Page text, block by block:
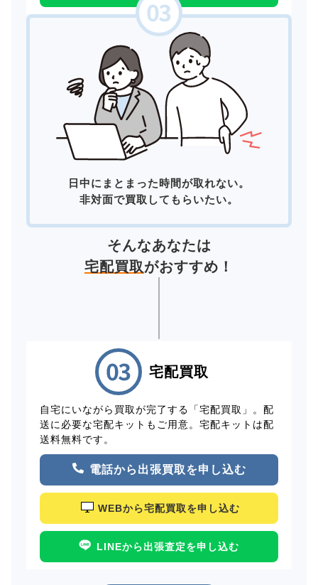
日中にまとまった時間が取れない。
非対面で買取してもらいたい。
そんなあなたは
宅配買取がおすすめ！
宅配買取
自宅にいながら買取が完了する「宅配買取」。配
送に必要な宅配キットもご用意。宅配キットは配
送料無料です。
電話から出張買取を申し込む
WEBから宅配買取を申し込む
LINEから出張査定を申し込む